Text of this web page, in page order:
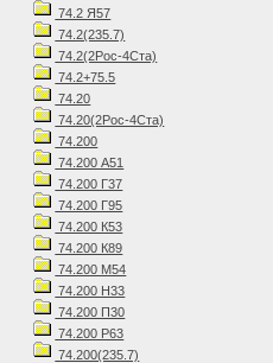
74.2 Я57
74.2(235.7)
74.2(2Рос-4Ста)
74.2+75.5
74.20
74.20(2Рос-4Ста)
74.200
74.200 А51
74.200 Г37
74.200 Г95
74.200 К53
74.200 К89
74.200 М54
74.200 Н33
74.200 П30
74.200 Р63
74.200(235.7)